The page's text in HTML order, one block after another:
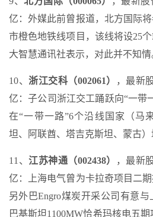
亿：外媒此前曾报道，北方国际
市橙色地铁线项目，该线将设25
大智慧通讯社表示，对此并不知情
10、 浙江交科（002061）
，最新
亿：子公司浙江交工踊跃向“一带
在“一带一路”6个沿线国家（马
坦、阿联酋、塔吉克斯坦、蒙古）
11、 江苏神通（002438）
，最新
亿：上海电气曾为卡拉奇项目二期
另外巴Engro煤炭开采公司有意与
巴基斯坦1100MW恰希玛核电五